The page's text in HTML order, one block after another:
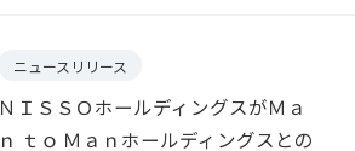
ニュースリリース
ＮＩＳＳＯホールディングスがＭａ
ｎ ｔｏ Ｍａｎホールディングスとの